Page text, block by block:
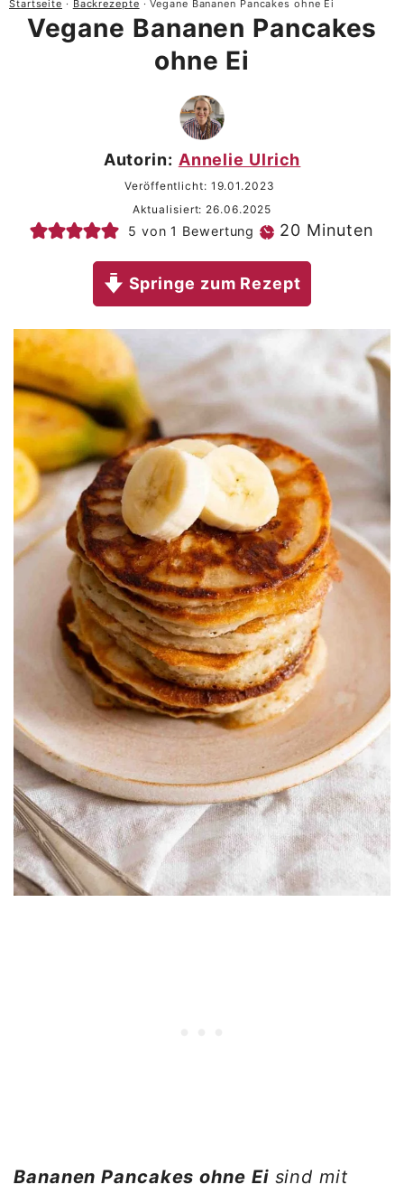
Startseite · Backrezepte ·Vegane Bananen Pancakes ohne Ei
Vegane Bananen Pancakes
ohne Ei
Autorin: Annelie Ulrich
Veröffentlicht: 19.01.2023
Aktualisiert: 26.06.2025
5 von 1 Bewertung 20Minuten
Minuten
Springe zum Rezept
Bananen Pancakes ohne Eisind mit